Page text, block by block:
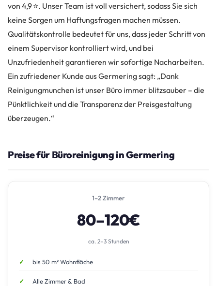
von 4,9 ⭐. Unser Team ist voll versichert, sodass Sie sich
keine Sorgen um Haftungsfragen machen müssen.
Qualitätskontrolle bedeutet für uns, dass jeder Schritt von
einem Supervisor kontrolliert wird, und bei
Unzufriedenheit garantieren wir sofortige Nacharbeiten.
Ein zufriedener Kunde aus Germering sagt: „Dank
Reinigungmunchen ist unser Büro immer blitzsauber – die
Pünktlichkeit und die Transparenz der Preisgestaltung
überzeugen.“
Preise für Büroreinigung in Germering
1–2 Zimmer
80–120€
ca. 2–3 Stunden
bis 50 m² Wohnfläche
Alle Zimmer & Bad